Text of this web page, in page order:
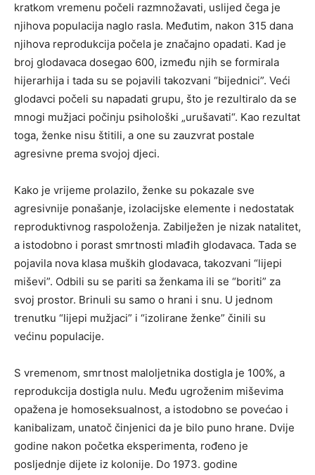
kratkom vremenu počeli razmnožavati, uslijed čega je
njihova populacija naglo rasla. Međutim, nakon 315 dana
njihova reprodukcija počela je značajno opadati. Kad je
broj glodavaca dosegao 600, između njih se formirala
hijerarhija i tada su se pojavili takozvani “bijednici”. Veći
glodavci počeli su napadati grupu, što je rezultiralo da se
mnogi mužjaci počinju psihološki „urušavati“. Kao rezultat
toga, ženke nisu štitili, a one su zauzvrat postale
agresivne prema svojoj djeci.
Kako je vrijeme prolazilo, ženke su pokazale sve
agresivnije ponašanje, izolacijske elemente i nedostatak
reproduktivnog raspoloženja. Zabilježen je nizak natalitet,
a istodobno i porast smrtnosti mlađih glodavaca. Tada se
pojavila nova klasa muških glodavaca, takozvani “lijepi
miševi”. Odbili su se pariti sa ženkama ili se “boriti” za
svoj prostor. Brinuli su samo o hrani i snu. U jednom
trenutku “lijepi mužjaci” i “izolirane ženke” činili su
većinu populacije.
S vremenom, smrtnost maloljetnika dostigla je 100%, a
reprodukcija dostigla nulu. Među ugroženim miševima
opažena je homoseksualnost, a istodobno se povećao i
kanibalizam, unatoč činjenici da je bilo puno hrane. Dvije
godine nakon početka eksperimenta, rođeno je
posljednje dijete iz kolonije. Do 1973. godine